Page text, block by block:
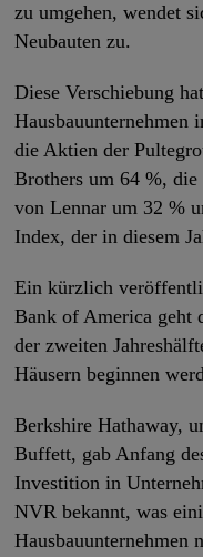
zu umgehen, wendet
Neubauten zu.
Diese Verschiebung
Hausbauunternehmen
die Aktien der
Brothers um 64 %,
von Lennar um 32 %
Index, der in diesem
Ein kürzlich
Bank of America geht
der zweiten
Häusern beginnen
Berkshire Hathaway,
Buffett, gab Anfang
Investition in
NVR bekannt, was
Hausbauunternehmen